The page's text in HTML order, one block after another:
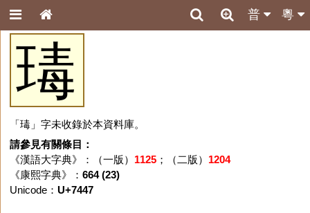
粵
普
瑇
「瑇」字未收錄於本資料庫。
請參見有關條目：
《漢語大字典》：（一版） 1125；（二版） 1204
《康熙字典》： 664 (23)
Unicode： U+7447